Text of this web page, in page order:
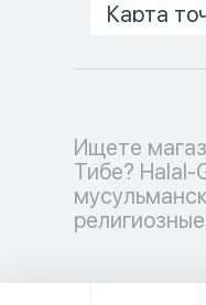
Карта
Ищете
Тибе? Halal-
и
дома - у нас